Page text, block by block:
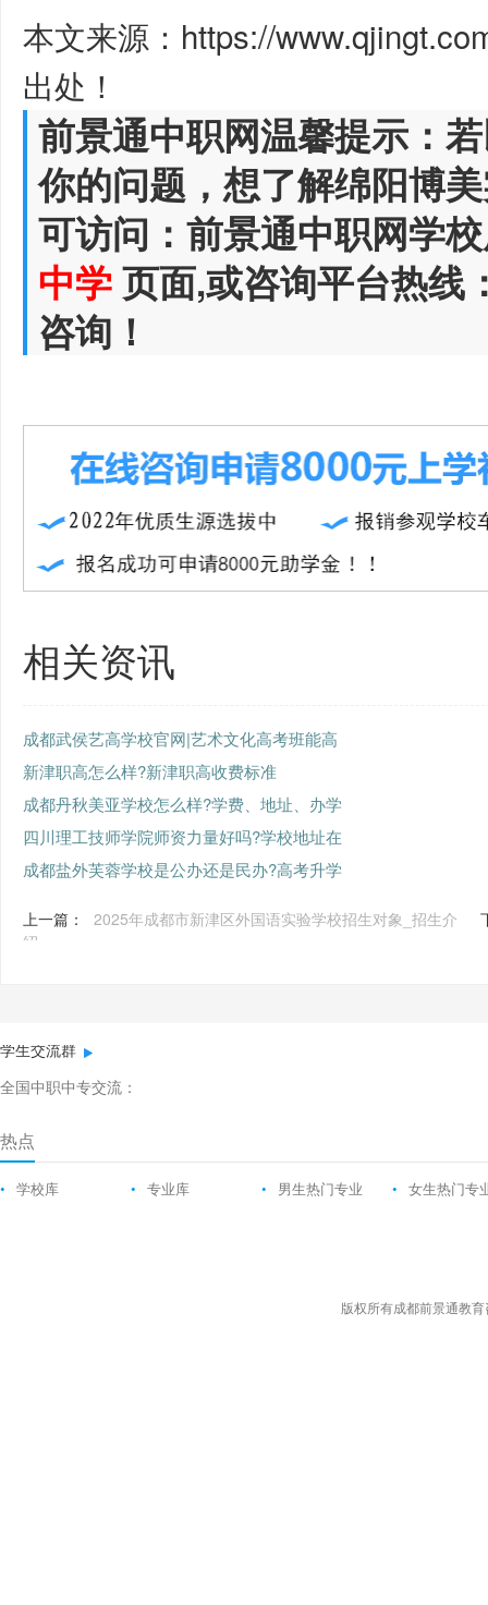
本文来源：https://
出处！
前景通中职网温馨提示：
你的问题，想了解绵阳博
可访问：前景通中职网学
中学页面,或咨询平台热线
咨询！
相关资讯
成都武侯艺高学校官网|艺术文化高考班能高
新津职高怎么样?新津职高收费标准
成都丹秋美亚学校怎么样?学费、地址、办学
四川理工技师学院师资力量好吗?学校地址在
成都盐外芙蓉学校是公办还是民办?高考升学
上一篇：
2025年成都市新津区外国语实验学校招生对象_招生介
绍
学生交流群
全国中职中专交流：
热点
• 学校库 • 专业库 • 男生热门专业 • 女生热门专
版权所有成都前景通教